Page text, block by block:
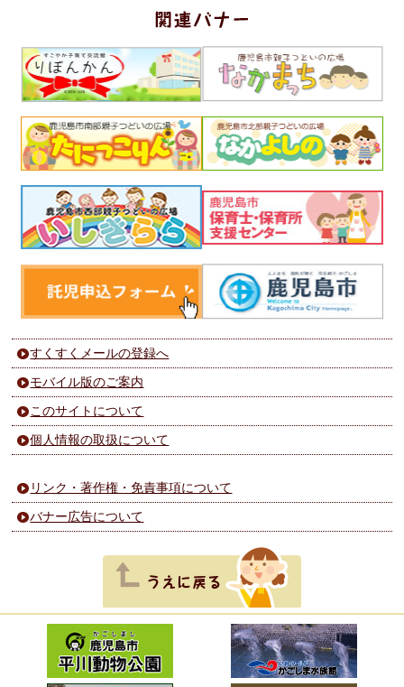
すくすくメールの登録へ
モバイル版のご案内
このサイトについて
個人情報の取扱について
リンク・著作権・免責事項について
バナー広告について